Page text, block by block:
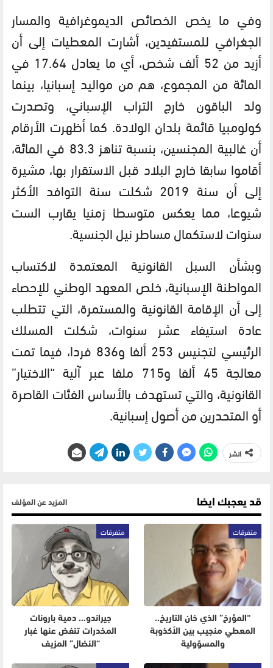
وفي ما يخص الخصائص الديموغرافية والمسار
الجغرافي للمستفيدين، أشارت المعطيات إلى أن
أزيد من 52 ألف شخص، أي ما يعادل 17.64 في
المائة من المجموع، هم من مواليد إسبانيا، بينما
ولد الباقون خارج التراب الإسباني، وتصدرت
كولومبيا قائمة بلدان الولادة. كما أظهرت الأرقام
أن غالبية المجنسين، بنسبة تناهز 83.3 في المائة،
أقاموا سابقا خارج البلاد قبل الاستقرار بها، مشيرة
إلى أن سنة 2019 شكلت سنة التوافد الأكثر
شيوعا، مما يعكس متوسطا زمنيا يقارب الست
سنوات لاستكمال مساطر نيل الجنسية.
وبشأن السبل القانونية المعتمدة لاكتساب
المواطنة الإسبانية، خلص المعهد الوطني للإحصاء
إلى أن الإقامة القانونية والمستمرة، التي تتطلب
عادة استيفاء عشر سنوات، شكلت المسلك
الرئيسي لتجنيس 253 ألفا و836 فردا، فيما تمت
معالجة 45 ألفا و715 ملفا عبر آلية “الاختيار”
القانونية، والتي تستهدف بالأساس الفئات القاصرة
أو المتحدرين من أصول إسبانية.
انشر
قد يعجبك ايضا المزيد عن المؤلف
متفرقات
“المؤرخ” الذي خان التاريخ..
المعطي منجيب بين الأكذوبة
والمسؤولية
متفرقات
جيراندو… دمية بارونات
المخدرات تنفض عنها غبار
“النضال” المزيف